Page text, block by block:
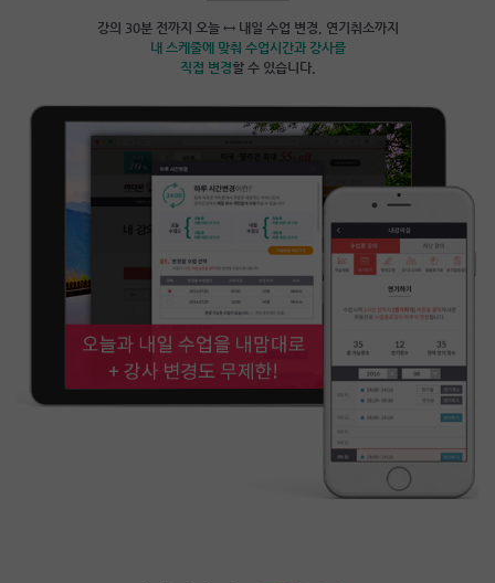
강의 30분 전까지 오늘 ↔ 내일 수업 변경, 연기취소까지
내 스케줄에 맞춰 수업시간과 강사를
직접 변경할 수 있습니다.